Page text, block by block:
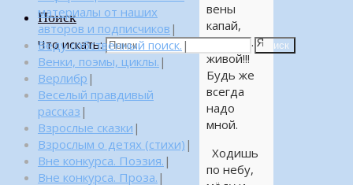
Поиск
Что искать: Поиск
вены
капай,
струись. Я
живой!!!
Будь же
всегда
надо
мной.
Ходишь
по небу,
материалы от наших
авторов и подписчиков |
Веду собственный поиск. |
Венки, поэмы, циклы. |
Верлибр |
Веселый правдивый
рассказ |
Взрослые сказки |
Взрослым о детях (стихи) |
Вне конкурса. Поэзия. |
Вне конкурса. Проза. |